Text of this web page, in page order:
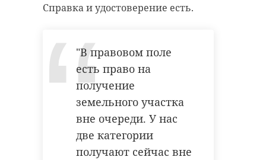
Справка и удостоверение есть.
"В правовом поле
есть право на
получение
земельного участка
вне очереди. У нас
две категории
получают сейчас вне
Поделиться статьей:
РЕКОМЕНДУЕМ